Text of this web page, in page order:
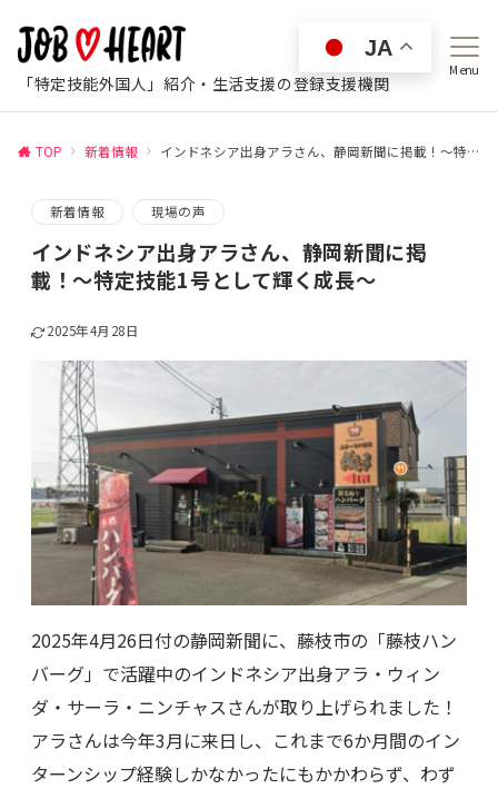
「特定技能外国人」紹介・生活支援の登録支援機関
Menu
TOP 新着情報 インドネシア出身アラさん、静岡新聞に掲載！～特定技能1号として輝く成長～
新着情報 現場の声
インドネシア出身アラさん、静岡新聞に掲
載！～特定技能1号として輝く成長～
2025年4月28日
2025年4月26日付の静岡新聞に、藤枝市の「藤枝ハン
バーグ」で活躍中のインドネシア出身アラ・ウィン
ダ・サーラ・ニンチャスさんが取り上げられました！
アラさんは今年3月に来日し、これまで6か月間のイン
ターンシップ経験しかなかったにもかかわらず、わず
JA